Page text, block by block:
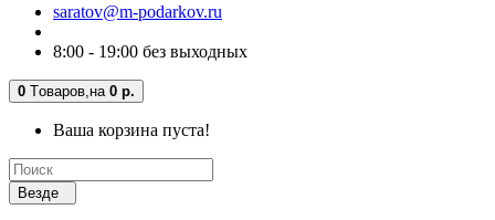
saratov@m-podarkov.ru
8:00 - 19:00 без выходных
0 Tоваров, на 0 р.
Ваша корзина пуста!
Везде